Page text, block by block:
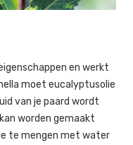
en werkt
moet eucalyptusolie
van je paard wordt
worden gemaakt
te mengen met water